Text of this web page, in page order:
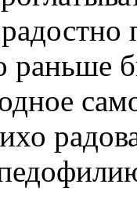
раньше